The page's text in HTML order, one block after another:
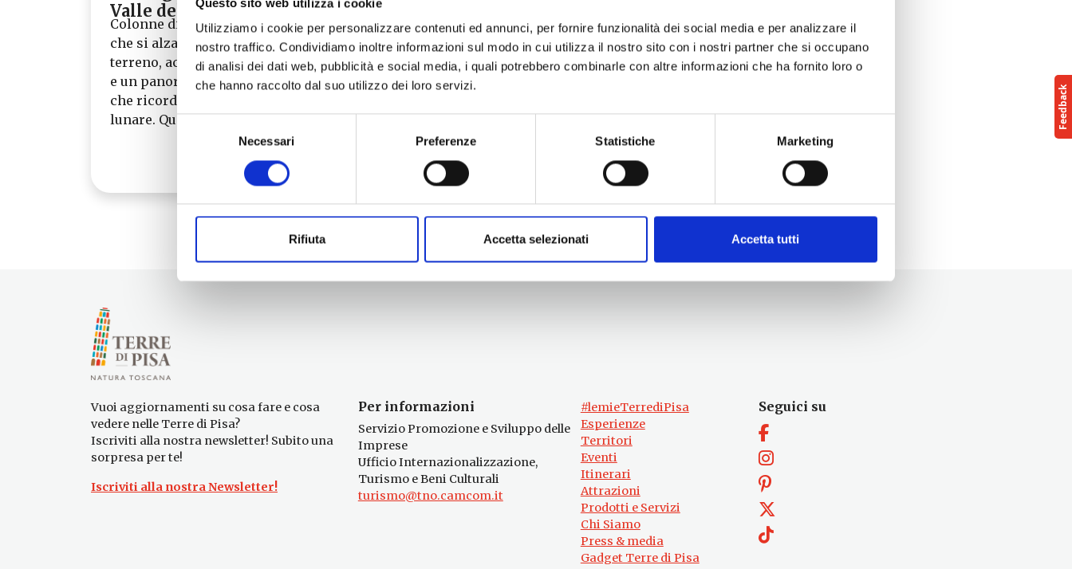
Questo sito web utilizza i cookie
Utilizziamo i cookie per personalizzare contenuti ed annunci, per fornire funzionalità dei social media e per analizzare il
nostro traffico. Condividiamo inoltre informazioni sul modo in cui utilizza il nostro sito con i nostri partner che si occupano
di analisi dei dati web, pubblicità e social media, i quali potrebbero combinarle con altre informazioni che ha fornito loro o
che hanno raccolto dal suo utilizzo dei loro servizi.
Necessari Preferenze Statistiche Marketing
Rifiuta Accetta selezionati Accetta tutti
Valle del Diavolo
Colonne di vapori bianchi
che si alzano dal
terreno, acqua che ribolle
e un panorama suggestivo
che ricorda la superficie
lunare. Questa è…
Leggi tutto →
Vuoi aggiornamenti su cosa fare e cosa
vedere nelle Terre di Pisa?
Iscriviti alla nostra newsletter! Subito una
sorpresa per te!
Iscriviti alla nostra Newsletter!
Per informazioni
Servizio Promozione e Sviluppo delle
Imprese
Ufficio Internazionalizzazione,
Turismo e Beni Culturali
turismo@tno.camcom.it
#lemieTerrediPisa
Esperienze
Territori
Eventi
Itinerari
Attrazioni
Prodotti e Servizi
Chi Siamo
Press & media
Gadget Terre di Pisa
Seguici su